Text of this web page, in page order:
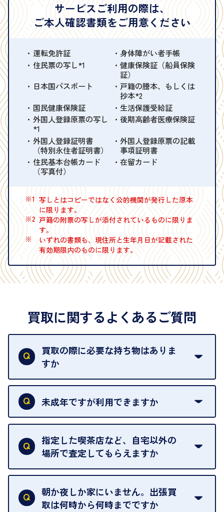
サービスご利用の際は、
ご本人確認書類をご用意ください
運転免許証
身体障がい者手帳
住民票の写し*1
健康保険証（船員保険
証）
日本国パスポート
戸籍の謄本、もしくは
抄本*2
国民健康保険証
生活保護受給証
外国人登録原票の写し
*1
後期高齢者医療保険証
外国人登録証明書
（特別永住者証明書）
外国人登録原票の記載
事項証明書
住民基本台帳カード
（写真付）
在留カード
※1 写しとはコピーではなく公的機関が発行した原本
に限ります。
※2 戸籍の附票の写しが添付されているものに限りま
す。
※
いずれの書類も、現住所と生年月日が記載された
有効期限内のものに限ります。
買取に関するよくあるご質問
買取の際に必要な持ち物はありま
すか
本人確認書類をご用意ください。ご利用になれる書
類はこちらをご確認ください。
未成年ですが利用できますか
18歳未満の方は、保護者の同意があってもご利用い
ただけません。
指定した喫茶店など、自宅以外の
場所で査定してもらえますか
ご自宅以外での査定はお引き受けできません。ご指
定のお店や、ほかのお客様への迷惑となることが考
えられるためです。
朝か夜しか家にいません。出張買
取は何時から何時までですか